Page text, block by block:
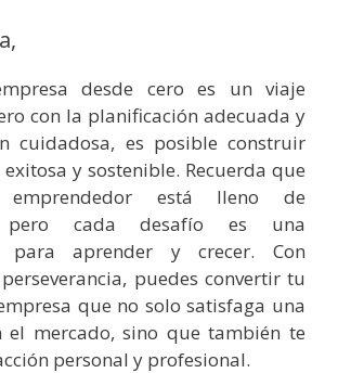
desde cero es un viaje
con la planificación adecuada y
cuidadosa, es posible construir
y sostenible. Recuerda que
está lleno de
pero cada desafío es una
para aprender y crecer. Con
puedes convertir tu
que no solo satisfaga una
el mercado, sino que también te
personal y profesional.